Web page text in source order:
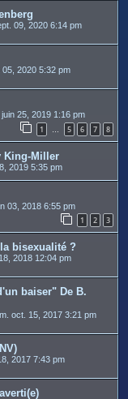
09, 2020 6:14 pm
05, 2020 5:32 pm
juin 25, 2019 1:16 pm
1 … 5 6 7 8
King-Miller
2019 5:35 pm
03, 2018 6:55 pm
1 2 3
bisexualité ?
2018 12:04 pm
baiser" De B.
oct. 15, 2017 3:21 pm
2017 7:43 pm